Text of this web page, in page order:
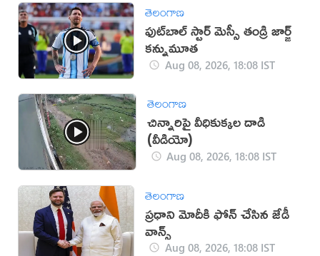
తెలంగాణ
ఫుట్‌బాల్ స్టార్ మెస్సీ తండ్రి జార్జ్
కన్నుమూత
Aug 08, 2026, 18:08 IST
తెలంగాణ
చిన్నారిపై వీధికుక్కల దాడి
(వీడియో)
Aug 08, 2026, 18:08 IST
తెలంగాణ
ప్రధాని మోదీకి ఫోన్ చేసిన జేడీ
వాన్స్
Aug 08, 2026, 18:08 IST